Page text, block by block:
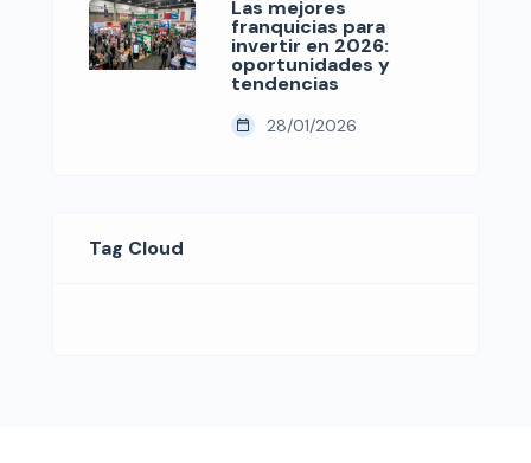
Las mejores
franquicias para
invertir en 2026:
oportunidades y
tendencias
28/01/2026
Tag Cloud